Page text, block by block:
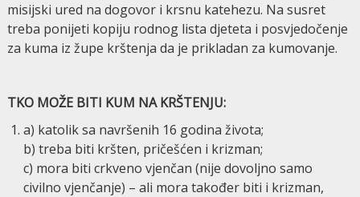
misijski ured na dogovor i krsnu katehezu. Na susret
treba ponijeti kopiju rodnog lista djeteta i posvjedočenje
za kuma iz župe krštenja da je prikladan za kumovanje.
TKO MOŽE BITI KUM NA KRŠTENJU:
a) katolik sa navršenih 16 godina života;
b) treba biti kršten, pričešćen i krizman;
c) mora biti crkveno vjenčan (nije dovoljno samo
civilno vjenčanje) – ali mora također biti i krizman,